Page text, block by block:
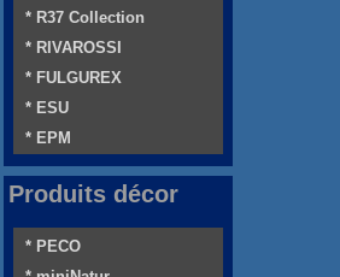
* R37 Collection
* RIVAROSSI
* FULGUREX
* ESU
* EPM
Produits décor
* PECO